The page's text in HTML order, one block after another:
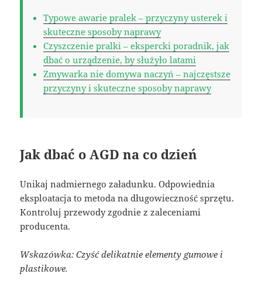
Typowe awarie pralek – przyczyny usterek i
skuteczne sposoby naprawy
Czyszczenie pralki – ekspercki poradnik, jak
dbać o urządzenie, by służyło latami
Zmywarka nie domywa naczyń – najczęstsze
przyczyny i skuteczne sposoby naprawy
Jak dbać o AGD na co dzień
Unikaj nadmiernego załadunku. Odpowiednia
eksploatacja to metoda na długowieczność sprzętu.
Kontroluj przewody zgodnie z zaleceniami
producenta.
Wskazówka: Czyść delikatnie elementy gumowe i
plastikowe.